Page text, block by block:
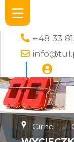
+48 33
Girne →